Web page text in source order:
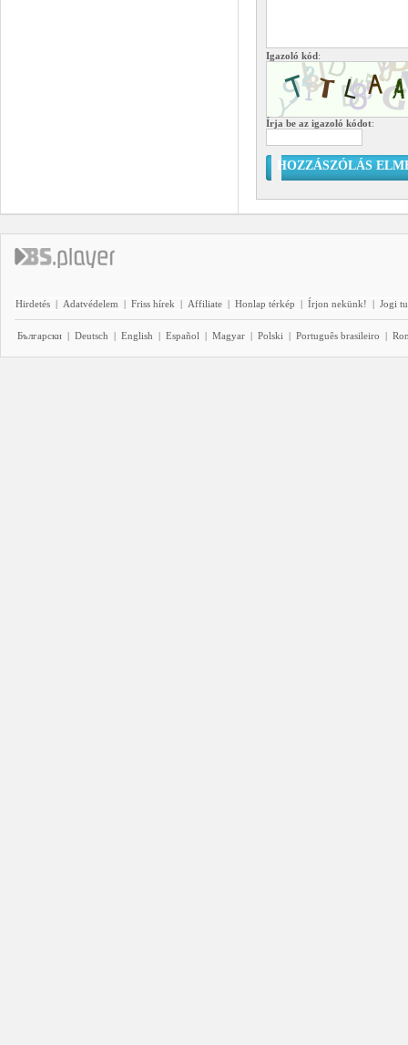
Igazoló kód:
Írja be az igazoló kódot:
HOZZÁSZÓLÁS
Hirdetés | Adatvédelem | Friss hírek | Affiliate | Honlap térkép | Írjon nekünk! | Jogi
Български | Deutsch | English | Español | Magyar | Polski | Português brasileiro |